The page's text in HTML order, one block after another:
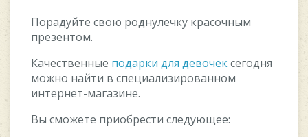
Порадуйте свою роднулечку красочным
презентом.
Качественные подарки для девочексегодня
можно найти в специализированном
интернет-магазине.
Вы сможете приобрести следующее: